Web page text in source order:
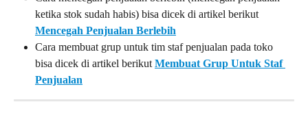
ketika stok sudah habis) bisa dicek di artikel berikut
Mencegah Penjualan Berlebih
Cara membuat grup untuk tim staf penjualan pada toko
bisa dicek di artikel berikut Membuat Grup Untuk Staf
Penjualan